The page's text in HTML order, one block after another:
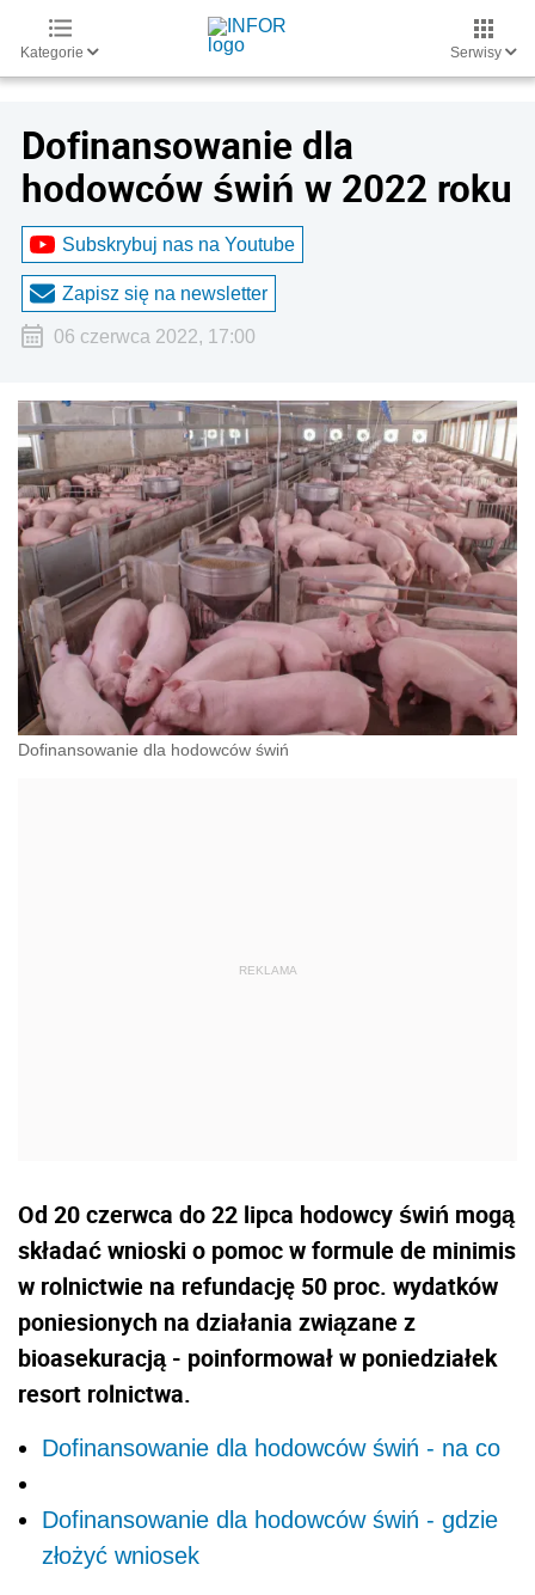
Kategorie Serwisy
Dofinansowanie dla
hodowców świń w 2022 roku
Subskrybuj nas na Youtube
Zapisz się na newsletter
06 czerwca 2022, 17:00
Dofinansowanie dla hodowców świń
Od 20 czerwca do 22 lipca hodowcy świń mogą
składać wnioski o pomoc w formule de minimis
w rolnictwie na refundację 50 proc. wydatków
poniesionych na działania związane z
bioasekuracją - poinformował w poniedziałek
resort rolnictwa.
Dofinansowanie dla hodowców świń - na co
Dofinansowanie dla hodowców świń - gdzie
złożyć wniosek